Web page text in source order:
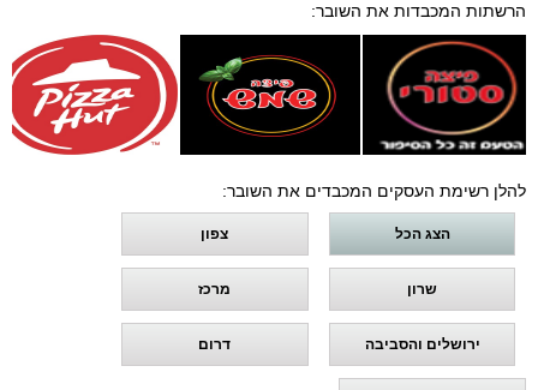
הרשתות המכבדות את השובר:
להלן רשימת העסקים המכבדים את השובר:
הצג הכל צפון
שרון מרכז
ירושלים והסביבה דרום